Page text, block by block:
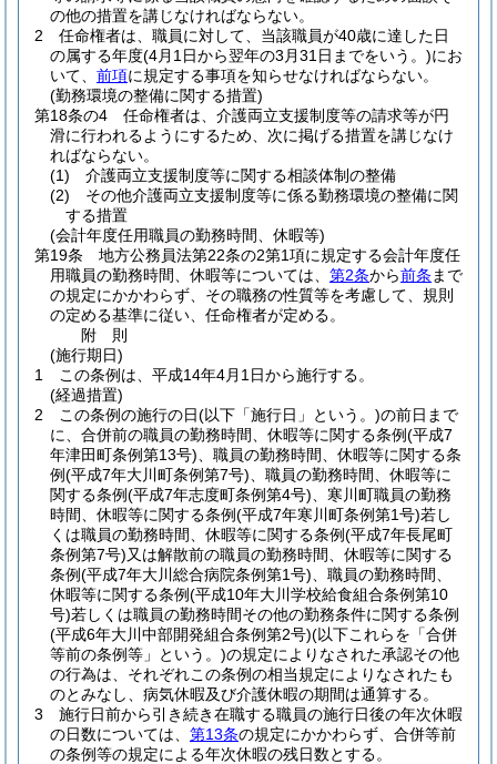
の他の措置を講じなければならない。
2
任命権者は、職員に対して、当該職員が40歳に達した日
の属する年度(4月1日から翌年の3月31日までをいう。)にお
いて、 前項に規定する事項を知らせなければならない。
(勤務環境の整備に関する措置)
第18条の4
任命権者は、介護両立支援制度等の請求等が円
滑に行われるようにするため、次に掲げる措置を講じなけ
ればならない。
(1)
介護両立支援制度等に関する相談体制の整備
(2)
その他介護両立支援制度等に係る勤務環境の整備に関
する措置
(会計年度任用職員の勤務時間、休暇等)
第19条
地方公務員法第22条の2第1項に規定する会計年度任
用職員の勤務時間、休暇等については、 第2条から前条 まで
の規定にかかわらず、その職務の性質等を考慮して、規則
の定める基準に従い、任命権者が定める。
附 則
(施行期日)
1
この条例は、平成14年4月1日から施行する。
(経過措置)
2
この条例の施行の日(以下「施行日」という。)の前日まで
に、合併前の職員の勤務時間、休暇等に関する条例(平成7
年津田町条例第13号) 、職員の勤務時間、休暇等に関する条
例(平成7年大川町条例第7号) 、職員の勤務時間、休暇等に
関する条例(平成7年志度町条例第4号) 、寒川町職員の勤務
時間、休暇等に関する条例(平成7年寒川町条例第1号)若し
くは職員の勤務時間、休暇等に関する条例(平成7年長尾町
条例第7号)又は解散前の職員の勤務時間、休暇等に関する
条例(平成7年大川総合病院条例第1号) 、職員の勤務時間、
休暇等に関する条例(平成10年大川学校給食組合条例第10
号)若しくは職員の勤務時間その他の勤務条件に関する条例
(平成6年大川中部開発組合条例第2号)(以下これらを「合併
等前の条例等」という。)の規定によりなされた承認その他
の行為は、それぞれこの条例の相当規定によりなされたも
のとみなし、病気休暇及び介護休暇の期間は通算する。
3
施行日前から引き続き在職する職員の施行日後の年次休暇
の日数については、 第13条の規定にかかわらず、合併等前
の条例等の規定による年次休暇の残日数とする。